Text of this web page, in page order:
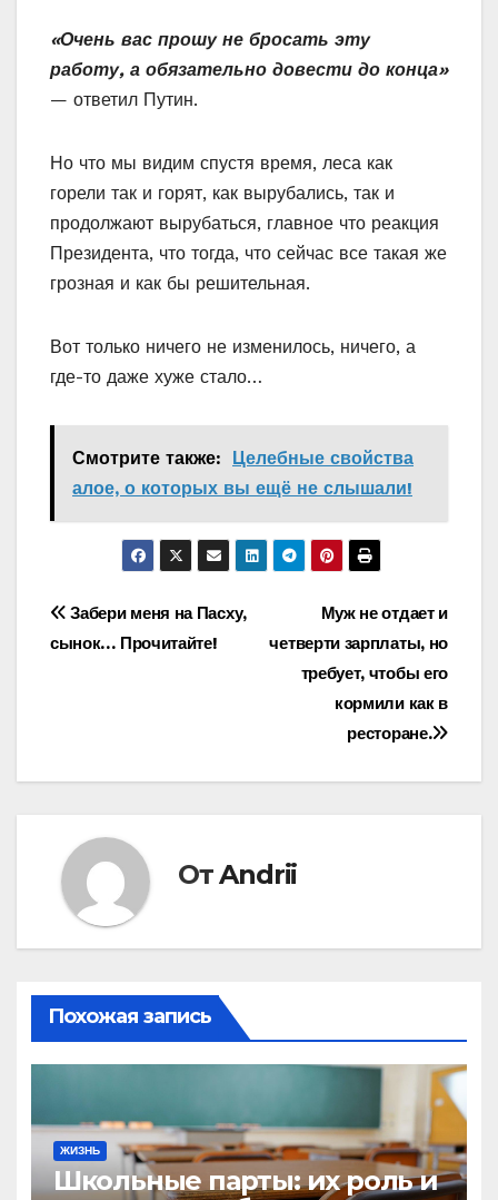
«Очень вас прошу не бросать эту
работу, а обязательно довести до конца»
— ответил Путин.
Но что мы видим спустя время, леса как
горели так и горят, как вырубались, так и
продолжают вырубаться, главное что реакция
Президента, что тогда, что сейчас все такая же
грозная и как бы решительная.
Вот только ничего не изменилось, ничего, а
где-то даже хуже стало…
Смотрите также:
Целебные свойства
алое, о которых вы ещё не слышали!
Навигация
Муж не отдает и
четверти зарплаты, но
требует, чтобы его
кормили как в
ресторане.
Забери меня на Пасху,
сынок… Прочитайте!
ОтAndrii
Похожая запись
ЖИЗНЬ
Школьные парты: их роль и